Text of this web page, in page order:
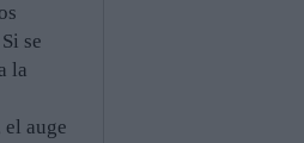
se
la
auge